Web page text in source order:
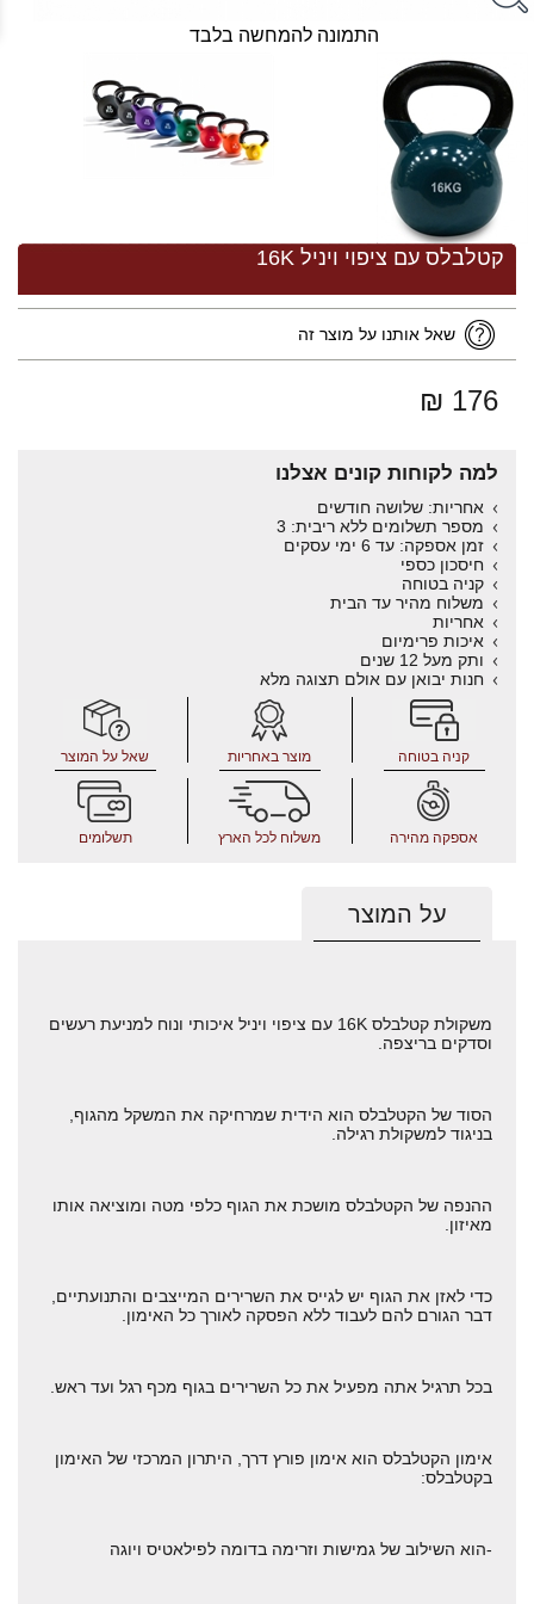
התמונה להמחשה בלבד
קטלבלס עם ציפוי ויניל 16K
שאל אותנו על מוצר זה
176 ₪
למה לקוחות קונים אצלנו
אחריות: שלושה חודשים
מספר תשלומים ללא ריבית: 3
זמן אספקה: עד 6 ימי עסקים
חיסכון כספי
קניה בטוחה
משלוח מהיר עד הבית
אחריות
איכות פרימיום
ותק מעל 12 שנים
חנות יבואן עם אולם תצוגה מלא
קניה בטוחה מוצר באחריות שאל על המוצר
אספקה מהירה משלוח לכל הארץ תשלומים
על המוצר
משקולת קטלבלס 16K עם ציפוי ויניל איכותי ונוח למניעת רעשים
וסדקים בריצפה.
הסוד של הקטלבלס הוא הידית שמרחיקה את המשקל מהגוף,
בניגוד למשקולת רגילה.
ההנפה של הקטלבלס מושכת את הגוף כלפי מטה ומוציאה אותו
מאיזון.
כדי לאזן את הגוף יש לגייס את השרירים המייצבים והתנועתיים,
דבר הגורם להם לעבוד ללא הפסקה לאורך כל האימון.
בכל תרגיל אתה מפעיל את כל השרירים בגוף מכף רגל ועד ראש.
אימון הקטלבלס הוא אימון פורץ דרך, היתרון המרכזי של האימון
בקטלבלס:
-הוא השילוב של גמישות וזרימה בדומה לפילאטיס ויוגה